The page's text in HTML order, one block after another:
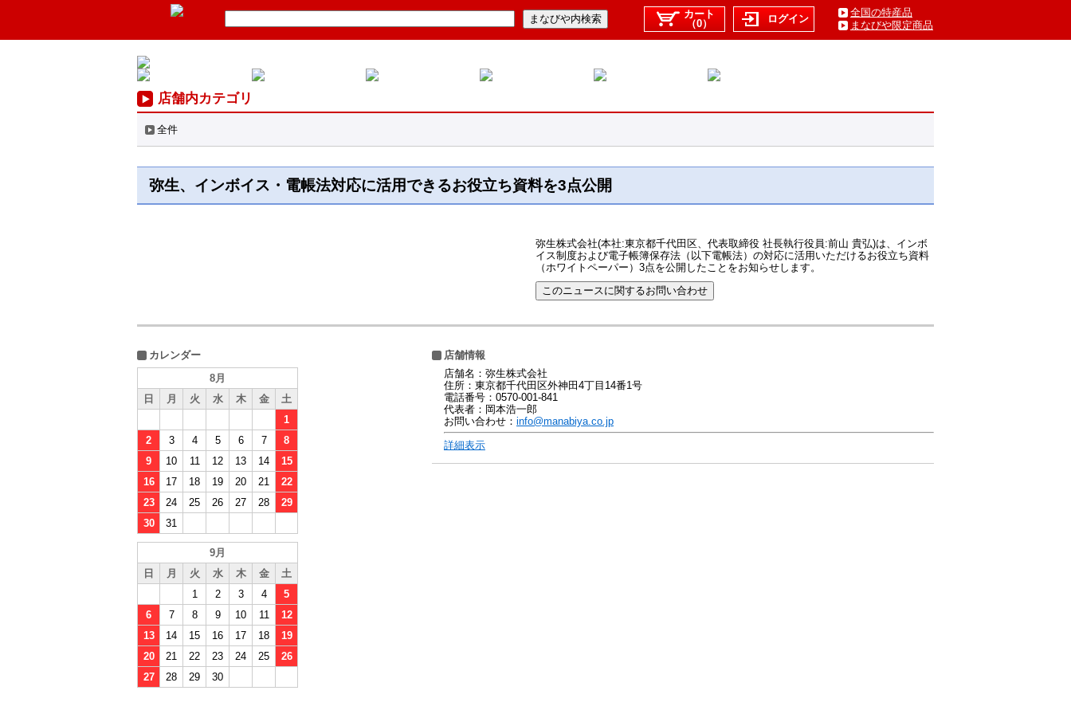
カート
（0）
ログイン
全国の特産品
まなびや限定商品
店舗内カテゴリ
全件
弥生、インボイス・電帳法対応に活用できるお役立ち資料を3点公開
弥生株式会社(本社:東京都千代田区、代表取締役 社長執行役員:前山 貴弘)は、インボ
イス制度および電子帳簿保存法（以下電帳法）の対応に活用いただけるお役立ち資料
（ホワイトペーパー）3点を公開したことをお知らせします。
カレンダー
8月
日
月 火 水 木 金
土
1
2
3 4 5 6 7
8
9
10 11 12 13 14
15
16
17 18 19 20 21
22
23
24 25 26 27 28
29
30
31
9月
日
月 火 水 木 金
土
1
2 3 4
5
6
7 8 9 10 11
12
13
14 15 16 17 18
19
20
21 22 23 24 25
26
27
28 29 30
店舗情報
店舗名：弥生株式会社
住所：東京都千代田区外神田4丁目14番1号
電話番号：0570-001-841
代表者：岡本浩一郎
お問い合わせ： info@manabiya.co.jp
詳細表示